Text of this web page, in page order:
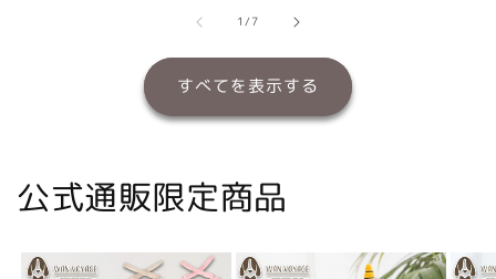
格
1/の
7
すべてを表示する
公式通販限定商品